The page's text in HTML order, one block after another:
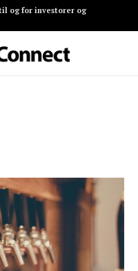
og for investorer og